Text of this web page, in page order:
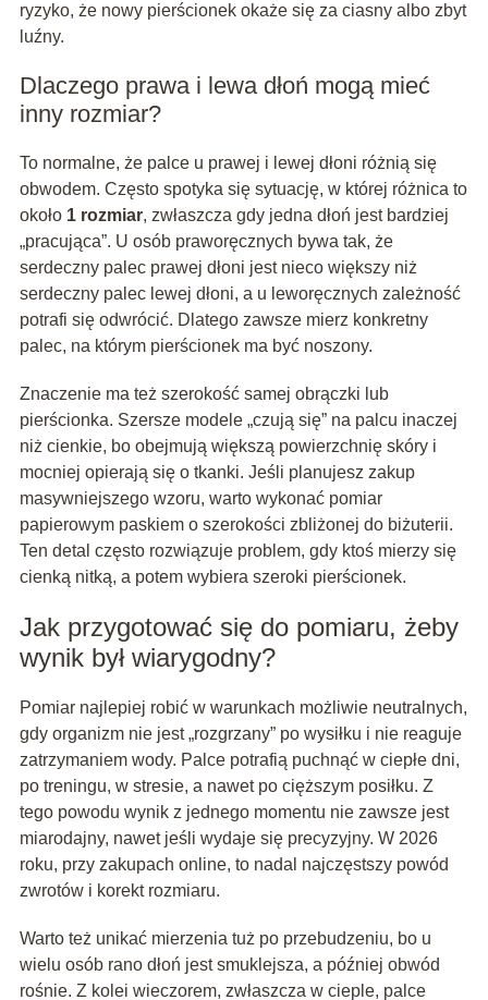
ryzyko, że nowy pierścionek okaże się za ciasny albo zbyt
luźny.
Dlaczego prawa i lewa dłoń mogą mieć
inny rozmiar?
To normalne, że palce u prawej i lewej dłoni różnią się
obwodem. Często spotyka się sytuację, w której różnica to
około 1 rozmiar, zwłaszcza gdy jedna dłoń jest bardziej
„pracująca”. U osób praworęcznych bywa tak, że
serdeczny palec prawej dłoni jest nieco większy niż
serdeczny palec lewej dłoni, a u leworęcznych zależność
potrafi się odwrócić. Dlatego zawsze mierz konkretny
palec, na którym pierścionek ma być noszony.
Znaczenie ma też szerokość samej obrączki lub
pierścionka. Szersze modele „czują się” na palcu inaczej
niż cienkie, bo obejmują większą powierzchnię skóry i
mocniej opierają się o tkanki. Jeśli planujesz zakup
masywniejszego wzoru, warto wykonać pomiar
papierowym paskiem o szerokości zbliżonej do biżuterii.
Ten detal często rozwiązuje problem, gdy ktoś mierzy się
cienką nitką, a potem wybiera szeroki pierścionek.
Jak przygotować się do pomiaru, żeby
wynik był wiarygodny?
Pomiar najlepiej robić w warunkach możliwie neutralnych,
gdy organizm nie jest „rozgrzany” po wysiłku i nie reaguje
zatrzymaniem wody. Palce potrafią puchnąć w ciepłe dni,
po treningu, w stresie, a nawet po cięższym posiłku. Z
tego powodu wynik z jednego momentu nie zawsze jest
miarodajny, nawet jeśli wydaje się precyzyjny. W 2026
roku, przy zakupach online, to nadal najczęstszy powód
zwrotów i korekt rozmiaru.
Warto też unikać mierzenia tuż po przebudzeniu, bo u
wielu osób rano dłoń jest smuklejsza, a później obwód
rośnie. Z kolei wieczorem, zwłaszcza w cieple, palce